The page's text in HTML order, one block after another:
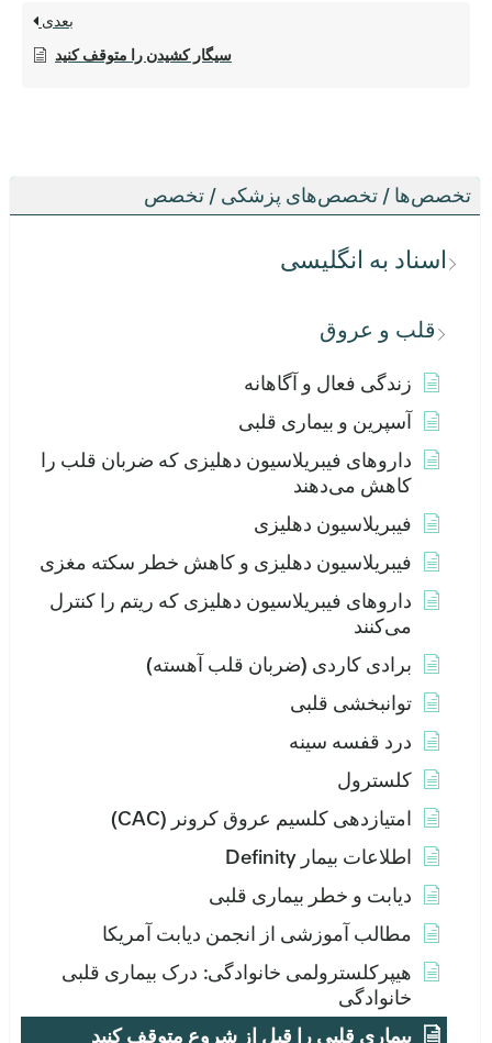
تخصص‌ها / تخصص‌های پزشکی / تخصص
اسناد به انگلیسی
قلب و عروق
زندگی فعال و آگاهانه
آسپرین و بیماری قلبی
داروهای فیبریلاسیون دهلیزی که ضربان قلب را
کاهش می‌دهند
فیبریلاسیون دهلیزی
فیبریلاسیون دهلیزی و کاهش خطر سکته مغزی
داروهای فیبریلاسیون دهلیزی که ریتم را کنترل
می‌کنند
برادی کاردی (ضربان قلب آهسته)
توانبخشی قلبی
درد قفسه سینه
کلسترول
امتیازدهی کلسیم عروق کرونر (CAC)
اطلاعات بیمار Definity
دیابت و خطر بیماری قلبی
مطالب آموزشی از انجمن دیابت آمریکا
هیپرکلسترولمی خانوادگی: درک بیماری قلبی
خانوادگی
بیماری قلبی را قبل از شروع متوقف کنید
بعدی
سیگار کشیدن را متوقف کنید